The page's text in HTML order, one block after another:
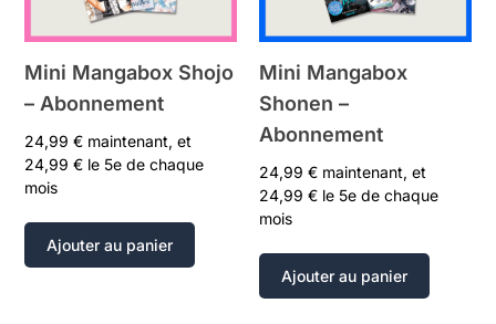
Mini Mangabox Shojo
– Abonnement
24,99€ maintenant, et
24,99€ le 5e de chaque
mois
Ajouter au panier
Mini Mangabox
Shonen –
Abonnement
24,99 € maintenant, et
24,99 € le 5e de chaque
mois
Ajouter au panier